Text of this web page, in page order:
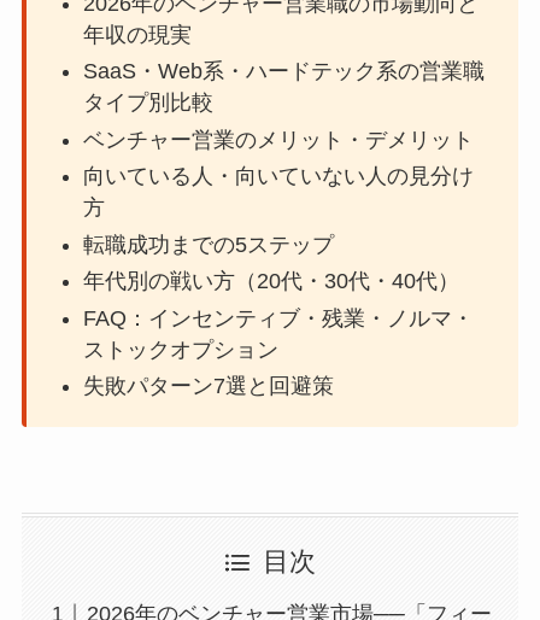
年収の現実
SaaS・Web系・ハードテック系の営業職
タイプ別比較
ベンチャー営業のメリット・デメリット
向いている人・向いていない人の見分け
方
転職成功までの5ステップ
年代別の戦い方（20代・30代・40代）
FAQ：インセンティブ・残業・ノルマ・
ストックオプション
失敗パターン7選と回避策
目次
2026年のベンチャー営業市場──「フィー